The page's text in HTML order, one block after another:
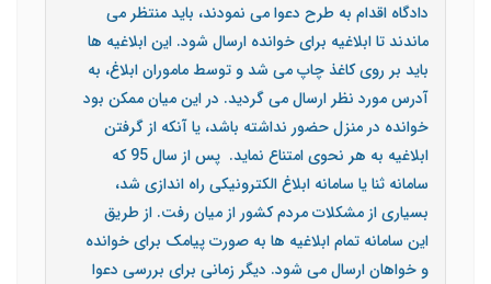
دادگاه اقدام به طرح دعوا می نمودند، باید منتظر می
ماندند تا ابلاغیه برای خوانده ارسال شود. این ابلاغیه ها
باید بر روی کاغذ چاپ می شد و توسط ماموران ابلاغ، به
آدرس مورد نظر ارسال می گردید. در این میان ممکن بود
خوانده در منزل حضور نداشته باشد، یا آنکه از گرفتن
ابلاغیه به هر نحوی امتناع نماید. پس از سال 95 که
سامانه ثنا یا سامانه ابلاغ الکترونیکی راه اندازی شد،
بسیاری از مشکلات مردم کشور از میان رفت. از طریق
این سامانه تمام ابلاغیه ها به صورت پیامک برای خوانده
و خواهان ارسال می شود. دیگر زمانی برای بررسی دعوا